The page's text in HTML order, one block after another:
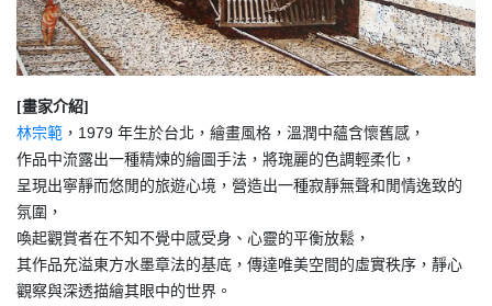
[畫家介紹]
林宗範 ，1979 年生於台北，繪畫風格，溫潤中蘊含懷舊感，
作品中流露出一種精煉的繪圖手法，將瑰麗的色調輕柔化，
呈現出寧靜而悠閒的旅遊心境，營造出一種寂靜無聲和閒情逸致的
氛圍，
喚起觀賞者在不知不覺中感受身、心靈的平衡放鬆，
其作品充溢東方水墨章法的基底，傳達唯美空間的虛實秩序，靜心
觀察與深透描繪其眼中的世界。